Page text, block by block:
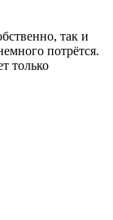
так и
потрётся.
только